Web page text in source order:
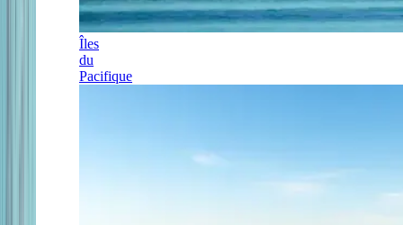
Îles
du
Pacifique